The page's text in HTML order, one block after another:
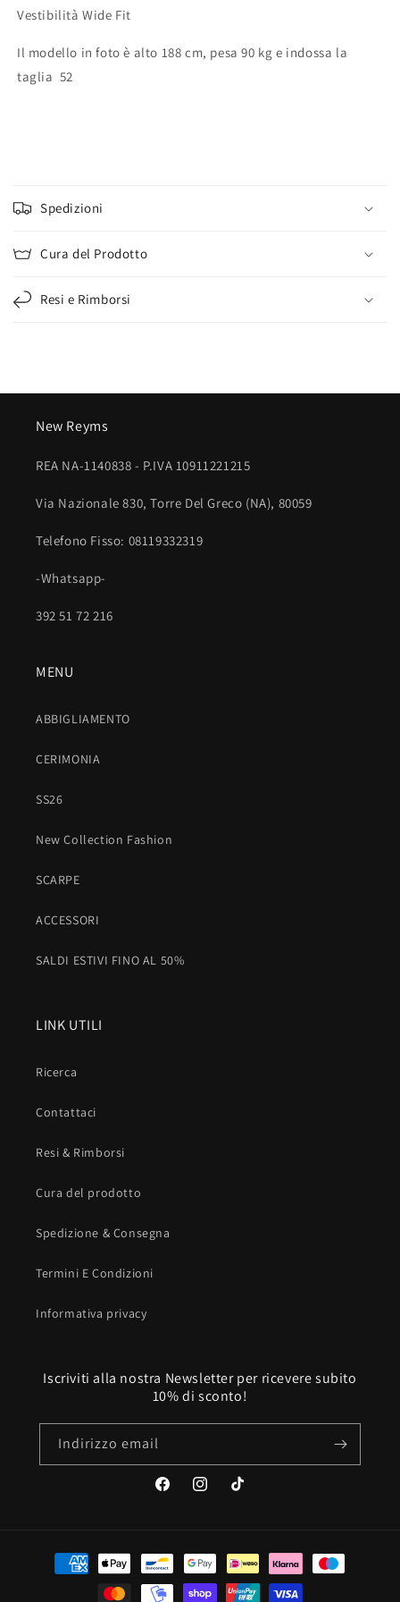
Vestibilità Wide Fit
Il modello in foto è alto 188 cm, pesa 90 kg e indossa la
taglia 52
o
n
t
e
u
Spedizioni
Cura del Prodotto
Resi e Rimborsi
New Reyms
REA NA-1140838 - P.IVA 10911221215
Via Nazionale 830, Torre Del Greco (NA), 80059
Telefono Fisso: 08119332319
-Whatsapp-
392 51 72 216
MENU
ABBIGLIAMENTO
CERIMONIA
SS26
New Collection Fashion
SCARPE
ACCESSORI
SALDI ESTIVI FINO AL 50%
LINK UTILI
Ricerca
Contattaci
Resi & Rimborsi
Cura del prodotto
Spedizione & Consegna
Termini E Condizioni
Informativa privacy
Iscriviti alla nostra Newsletter per ricevere subito
10% di sconto!
Indirizzo email
FacebookInstagramTikTok
Metodi